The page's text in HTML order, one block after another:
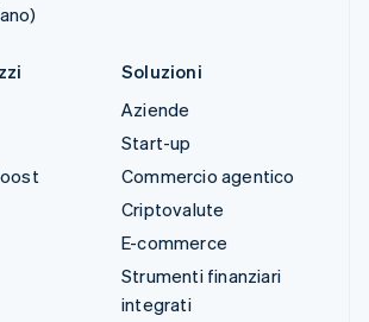
Soluzioni
Aziende
Start-up
Commercio agentico
Criptovalute
E-commerce
Strumenti finanziari
integrati